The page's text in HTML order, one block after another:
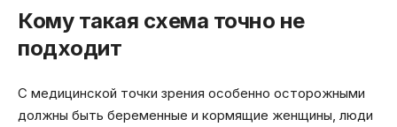
Кому такая схема точно не
подходит
С медицинской точки зрения особенно осторожными
должны быть беременные и кормящие женщины, люди